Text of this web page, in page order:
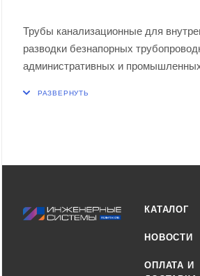
Трубы канализационные для
разводки безнапорных
административных и
КАТАЛОГ
НОВОСТИ
ОПЛАТА И